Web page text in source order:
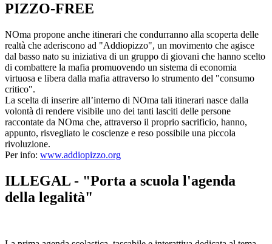
PIZZO-FREE
NOma propone anche itinerari che condurranno alla scoperta delle
realtà che aderiscono ad "Addiopizzo", un movimento che agisce
dal basso nato su iniziativa di un gruppo di giovani che hanno scelto
di combattere la mafia promuovendo un sistema di economia
virtuosa e libera dalla mafia attraverso lo strumento del "consumo
critico".
La scelta di inserire all’interno di NOma tali itinerari nasce dalla
volontà di rendere visibile uno dei tanti lasciti delle persone
raccontate da NOma che, attraverso il proprio sacrificio, hanno,
appunto, risvegliato le coscienze e reso possibile una piccola
rivoluzione.
Per info: www.addiopizzo.org
ILLEGAL - "Porta a scuola l'agenda
della legalità"